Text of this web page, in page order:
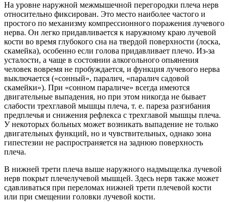
На уровне наружной межмышечной перегородки плеча нерв
относительно фиксирован. Это место наиболее частого и
простого по механизму компрессионного поражения лучевого
нерва. Он легко придавливается к наружному краю лучевой
кости во время глубокого сна на твердой поверхности (лоска,
скамейка), особенно если голова придавливает плечо. Из-за
усталости, а чаще в состоянии алкогольного опьянения
человек вовремя не пробуждается, и функция лучевого нерва
выключается («сонный», паралич, «паралич садовой
скамейки»). При «сонном параличе» всегда имеются
двигательные выпадения, но при этом никогда не бывает
слабости трехглавой мышцы плеча, т. е. пареза разгибания
предплечья и снижения рефлекса с трехглавой мышцы плеча.
У некоторых больных может возникать выпадение не только
двигательных функций, но и чувствительных, однако зона
гипестезии не распространяется на заднюю поверхность
плеча.
В нижней трети плеча выше наружного надмыщелка лучевой
нерв покрыт плечелучевой мышцей. Здесь нерв также может
сдавливаться при переломах нижней трети плечевой кости
или при смещении головки лучевой кости.